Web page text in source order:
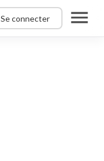
Se connecter